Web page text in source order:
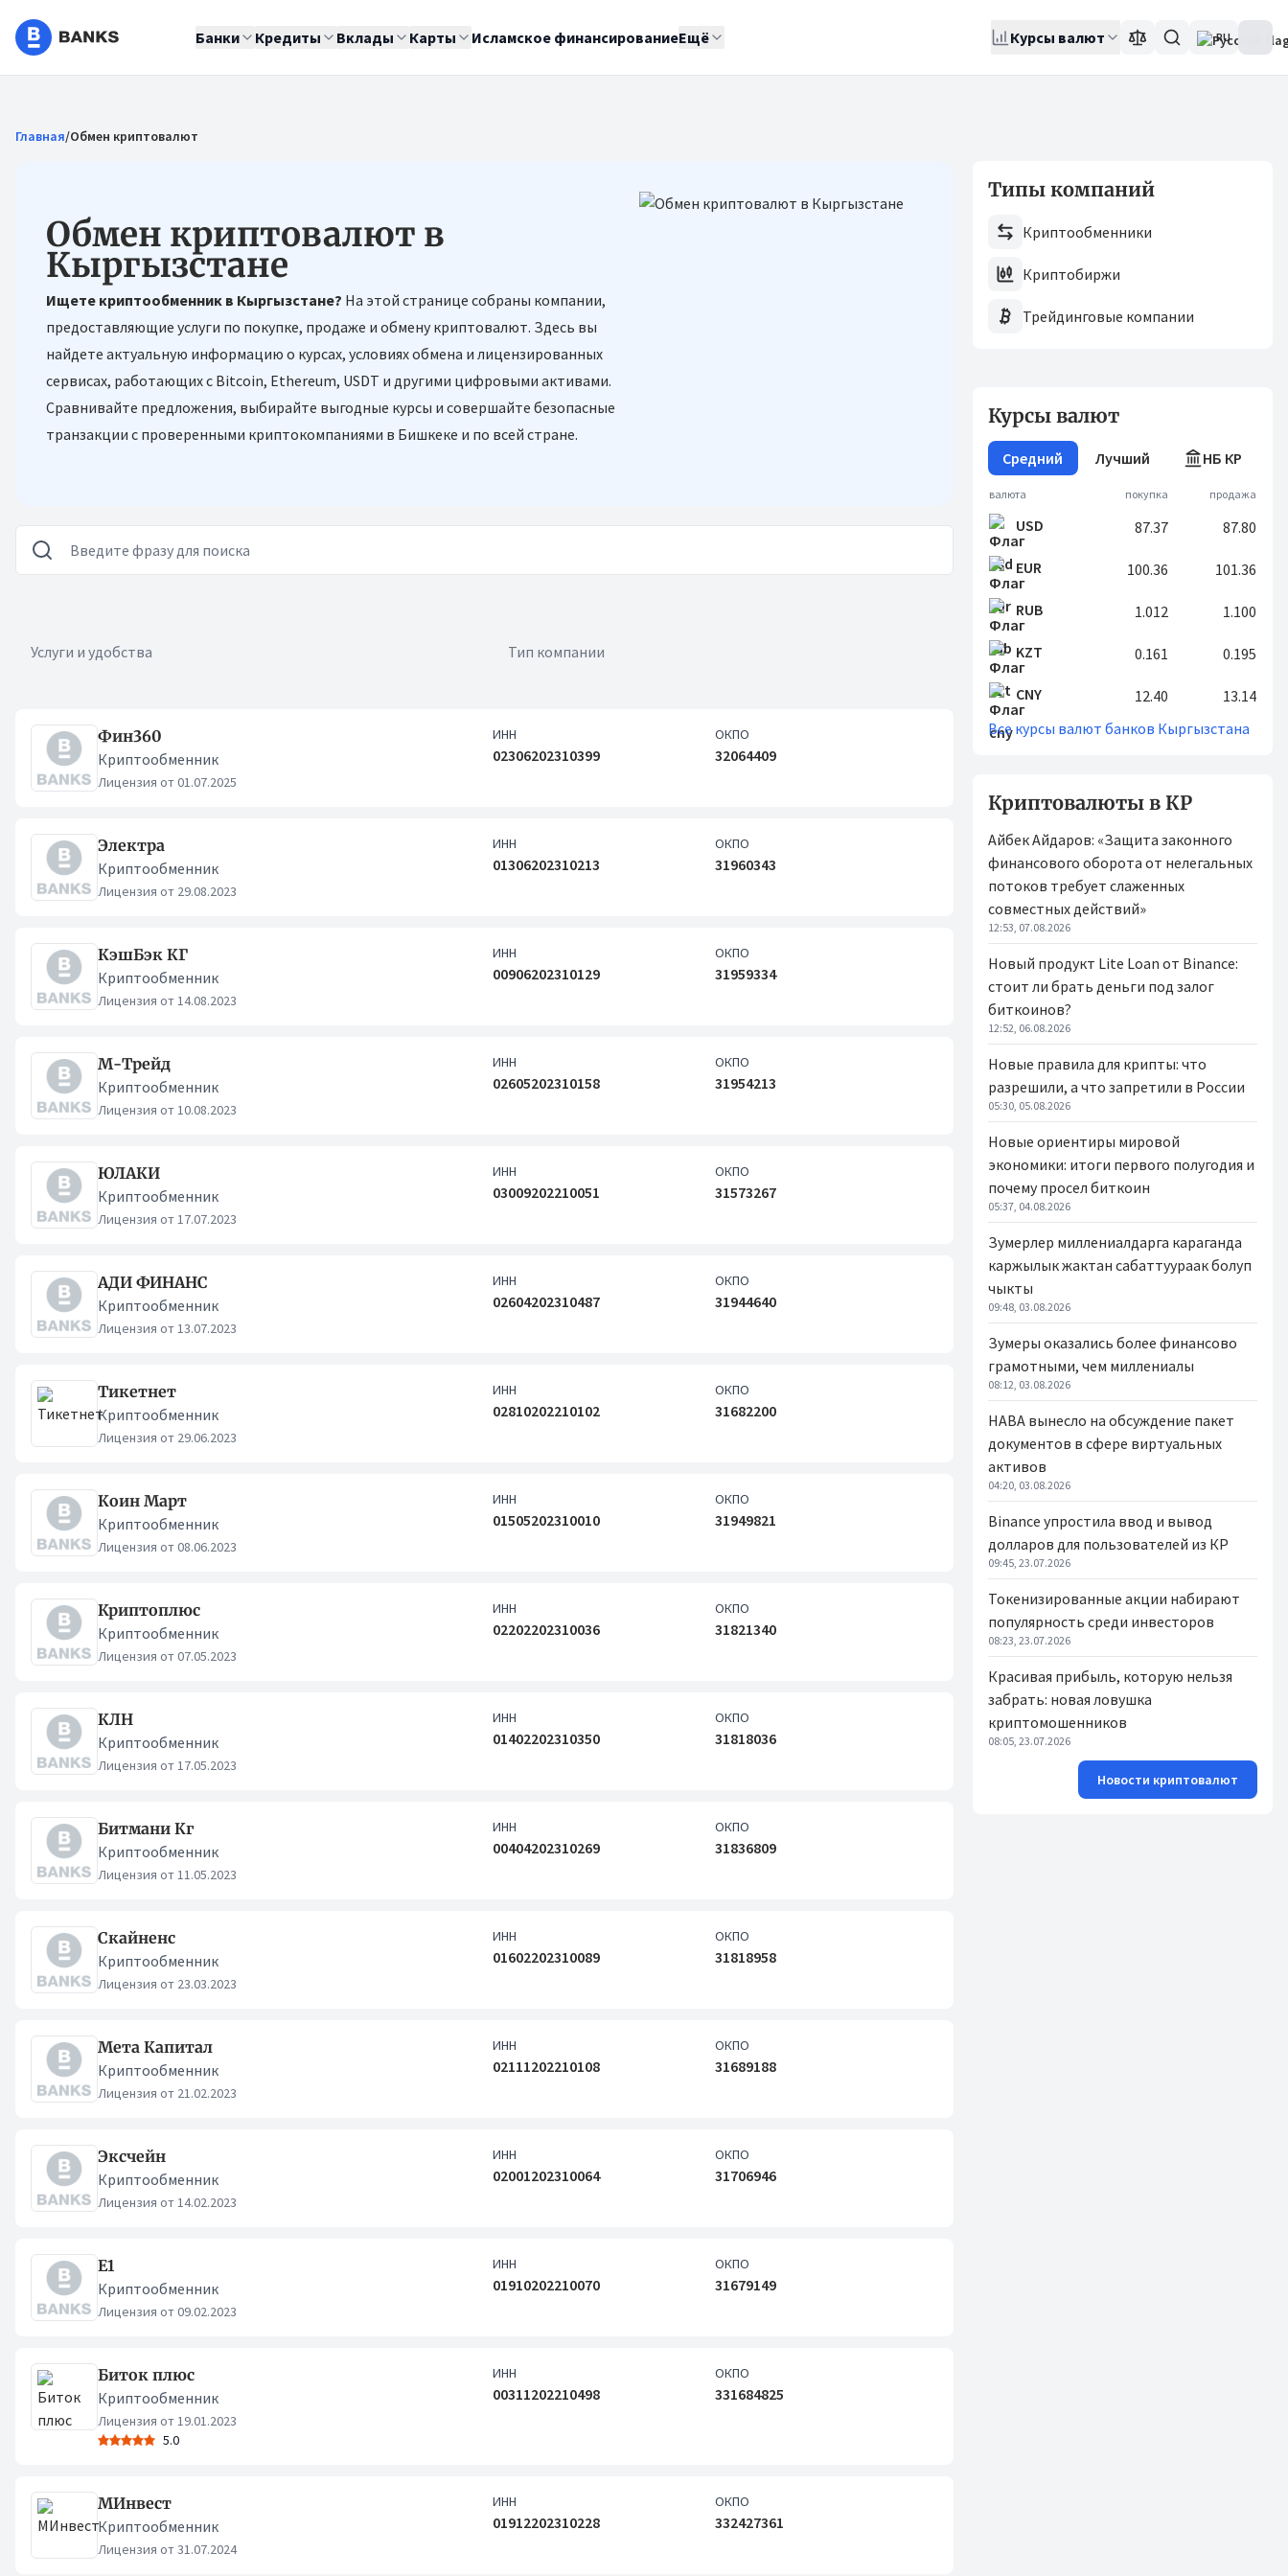
Банки Кредиты Вклады Карты Исламское финансированиеЕщё Курсы валют RU
Главная/Обмен криптовалют
Обмен криптовалют в
Кыргызстане
Ищете криптообменник в Кыргызстане? На этой странице собраны компании,
предоставляющие услуги по покупке, продаже и обмену криптовалют. Здесь вы
найдете актуальную информацию о курсах, условиях обмена и лицензированных
сервисах, работающих с Bitcoin, Ethereum, USDT и другими цифровыми активами.
Сравнивайте предложения, выбирайте выгодные курсы и совершайте безопасные
транзакции с проверенными криптокомпаниями в Бишкеке и по всей стране.
Услуги и удобства Тип компании
Криптокомпании
Фин360
Криптообменник
Лицензия от 01.07.2025
ИНН
02306202310399
ОКПО
32064409
Электра
Криптообменник
Лицензия от 29.08.2023
ИНН
01306202310213
ОКПО
31960343
КэшБэк КГ
Криптообменник
Лицензия от 14.08.2023
ИНН
00906202310129
ОКПО
31959334
М-Трейд
Криптообменник
Лицензия от 10.08.2023
ИНН
02605202310158
ОКПО
31954213
ЮЛАКИ
Криптообменник
Лицензия от 17.07.2023
ИНН
03009202210051
ОКПО
31573267
АДИ ФИНАНС
Криптообменник
Лицензия от 13.07.2023
ИНН
02604202310487
ОКПО
31944640
Тикетнет
Криптообменник
Лицензия от 29.06.2023
ИНН
02810202210102
ОКПО
31682200
Коин Март
Криптообменник
Лицензия от 08.06.2023
ИНН
01505202310010
ОКПО
31949821
Криптоплюс
Криптообменник
Лицензия от 07.05.2023
ИНН
02202202310036
ОКПО
31821340
КЛН
Криптообменник
Лицензия от 17.05.2023
ИНН
01402202310350
ОКПО
31818036
Битмани Кг
Криптообменник
Лицензия от 11.05.2023
ИНН
00404202310269
ОКПО
31836809
Скайненс
Криптообменник
Лицензия от 23.03.2023
ИНН
01602202310089
ОКПО
31818958
Мета Капитал
Криптообменник
Лицензия от 21.02.2023
ИНН
02111202210108
ОКПО
31689188
Эксчейн
Криптообменник
Лицензия от 14.02.2023
ИНН
02001202310064
ОКПО
31706946
Е1
Криптообменник
Лицензия от 09.02.2023
ИНН
01910202210070
ОКПО
31679149
Биток плюс
Криптообменник
Лицензия от 19.01.2023
5.0
ИНН
00311202210498
ОКПО
331684825
МИнвест
Криптообменник
Лицензия от 31.07.2024
ИНН
01912202310228
ОКПО
332427361
Типы компаний
Криптообменники
Криптобиржи
Трейдинговые компании
Курсы валют
Средний Лучший НБ КР
валюта покупка продажа
USD 87.37 87.80
EUR 100.36 101.36
RUB 1.012 1.100
KZT 0.161 0.195
CNY 12.40
13.14
Все курсы валют банков Кыргызстана
Криптовалюты в КР
Айбек Айдаров: «Защита законного
финансового оборота от нелегальных
потоков требует слаженных
совместных действий»
12:53, 07.08.2026
Новый продукт Lite Loan от Binance:
стоит ли брать деньги под залог
биткоинов?
12:52, 06.08.2026
Новые правила для крипты: что
разрешили, а что запретили в России
05:30, 05.08.2026
Новые ориентиры мировой
экономики: итоги первого полугодия и
почему просел биткоин
05:37, 04.08.2026
Зумерлер миллениалдарга караганда
каржылык жактан сабаттуураак болуп
чыкты
09:48, 03.08.2026
Зумеры оказались более финансово
грамотными, чем миллениалы
08:12, 03.08.2026
НАВА вынесло на обсуждение пакет
документов в сфере виртуальных
активов
04:20, 03.08.2026
Binance упростила ввод и вывод
долларов для пользователей из КР
09:45, 23.07.2026
Токенизированные акции набирают
популярность среди инвесторов
08:23, 23.07.2026
Красивая прибыль, которую нельзя
забрать: новая ловушка
криптомошенников
08:05, 23.07.2026
Новости криптовалют